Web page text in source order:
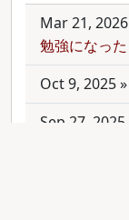
Mar 21, 2026
勉強になった
Oct 9, 2025»
Sep 27, 2025